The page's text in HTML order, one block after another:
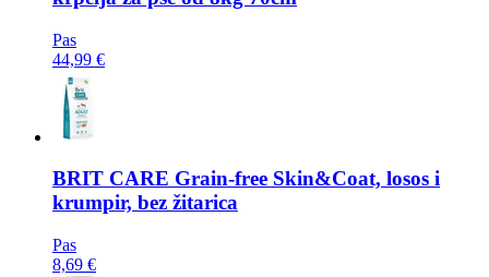
Pas
44,99 €
BRIT CARE Grain-free Skin&Coat, losos i
krumpir, bez žitarica
Pas
8,69 €